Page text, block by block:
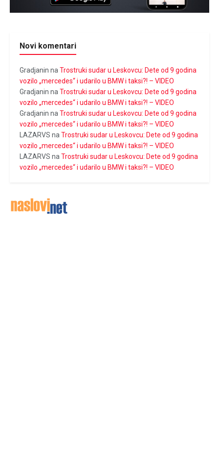
Novi komentari
Gradjanin na Trostruki sudar u Leskovcu: Dete od 9 godina
vozilo „mercedes“ i udarilo u BMW i taksi?! – VIDEO
Gradjanin na Trostruki sudar u Leskovcu: Dete od 9 godina
vozilo „mercedes“ i udarilo u BMW i taksi?! – VIDEO
Gradjanin na Trostruki sudar u Leskovcu: Dete od 9 godina
vozilo „mercedes“ i udarilo u BMW i taksi?! – VIDEO
LAZARVS na Trostruki sudar u Leskovcu: Dete od 9 godina
vozilo „mercedes“ i udarilo u BMW i taksi?! – VIDEO
LAZARVS na Trostruki sudar u Leskovcu: Dete od 9 godina
vozilo „mercedes“ i udarilo u BMW i taksi?! – VIDEO